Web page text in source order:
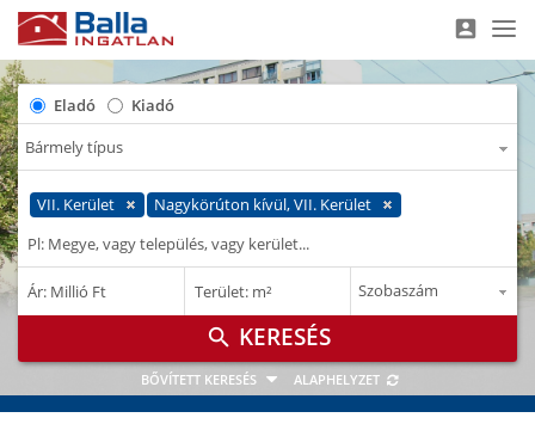
account_box
Eladó Kiadó
VII. Kerület Nagykörúton kívül, VII. Kerület
–
Ár: Millió Ft –
Terület: m²
search
BŐVÍTETT KERESÉS ALAPHELYZET